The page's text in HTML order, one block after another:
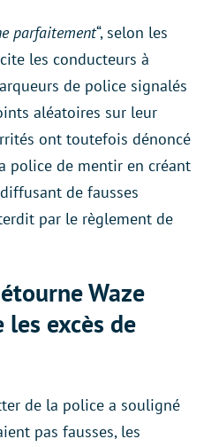
parfaitement“, selon les
les conducteurs à
de police signalés
aléatoires sur leur
ont toutefois dénoncé
police de mentir en créant
de fausses
par le règlement de
Waze
excès de
de la police a souligné
pas fausses, les